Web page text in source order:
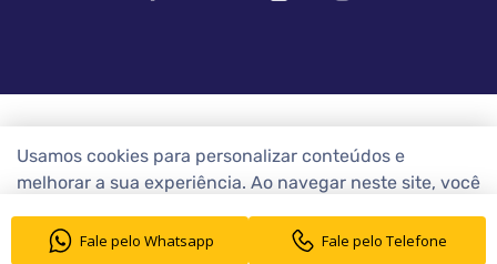
Fale pelo Whatsapp Fale pelo Telefone
Usamos cookies para personalizar conteúdos e
melhorar a sua experiência. Ao navegar neste site, você
ENTENDI